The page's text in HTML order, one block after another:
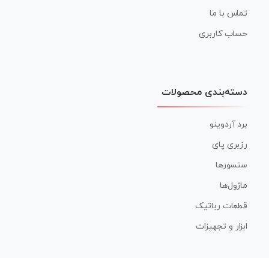
تماس با ما
حساب کاربری
دسته‌بندی محصولات
برد آردوینو
رزبری پای
سنسورها
ماژول‌ها
قطعات رباتیک
ابزار و تجهیزات